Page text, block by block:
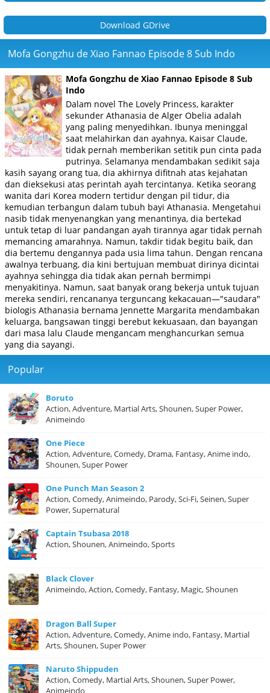
Download GDrive
Mofa Gongzhu de Xiao Fannao Episode 8 Sub Indo
Mofa Gongzhu de Xiao Fannao Episode 8 Sub
Indo
Dalam novel The Lovely Princess, karakter
sekunder Athanasia de Alger Obelia adalah
yang paling menyedihkan. Ibunya meninggal
saat melahirkan dan ayahnya, Kaisar Claude,
tidak pernah memberikan setitik pun cinta pada
putrinya. Selamanya mendambakan sedikit saja
kasih sayang orang tua, dia akhirnya difitnah atas kejahatan
dan dieksekusi atas perintah ayah tercintanya. Ketika seorang
wanita dari Korea modern tertidur dengan pil tidur, dia
kemudian terbangun dalam tubuh bayi Athanasia. Mengetahui
nasib tidak menyenangkan yang menantinya, dia bertekad
untuk tetap di luar pandangan ayah tirannya agar tidak pernah
memancing amarahnya. Namun, takdir tidak begitu baik, dan
dia bertemu dengannya pada usia lima tahun. Dengan rencana
awalnya terbuang, dia kini bertujuan membuat dirinya dicintai
ayahnya sehingga dia tidak akan pernah bermimpi
menyakitinya. Namun, saat banyak orang bekerja untuk tujuan
mereka sendiri, rencananya terguncang kekacauan—"saudara"
biologis Athanasia bernama Jennette Margarita mendambakan
keluarga, bangsawan tinggi berebut kekuasaan, dan bayangan
dari masa lalu Claude mengancam menghancurkan semua
yang dia sayangi.
Popular
Boruto
Action, Adventure, Martial Arts, Shounen, Super Power,
Animeindo
One Piece
Action, Adventure, Comedy, Drama, Fantasy, Anime indo,
Shounen, Super Power
One Punch Man Season 2
Action, Comedy, Animeindo, Parody, Sci-Fi, Seinen, Super
Power, Supernatural
Captain Tsubasa 2018
Action, Shounen, Animeindo, Sports
Black Clover
Animeindo, Action, Comedy, Fantasy, Magic, Shounen
Dragon Ball Super
Action, Adventure, Comedy, Anime indo, Fantasy, Martial
Arts, Shounen, Super Power
Naruto Shippuden
Action, Comedy, Martial Arts, Shounen, Super Power,
Animeindo